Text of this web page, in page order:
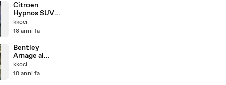
Citroen
Hypnos SUV
al Bologna
Motorshow20
kkoci
18 anni fa
Bentley
Arnage al
Bologna
Motorshow20
kkoci
18 anni fa